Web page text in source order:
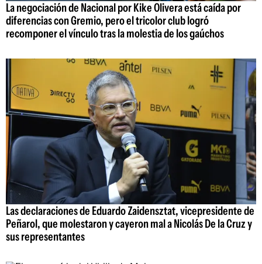
La negociación de Nacional por Kike Olivera está caída por
diferencias con Gremio, pero el tricolor club logró
recomponer el vínculo tras la molestia de los gaúchos
Las declaraciones de Eduardo Zaidensztat, vicepresidente de
Peñarol, que molestaron y cayeron mal a Nicolás De la Cruz y
sus representantes